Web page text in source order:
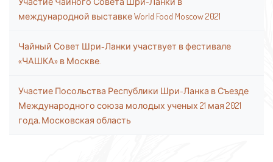
международной выставке World Food Moscow 2021
Чайный Совет Шри-Ланки участвует в фестивале
«ЧАШКА» в Москве.
Участие Посольства Республики Шри-Ланка в Съезде
Международного союза молодых ученых 21 мая 2021
года, Московская область